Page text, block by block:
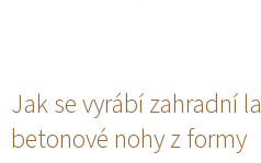
Jak se vyrábí zahradní
betonové nohy z formy